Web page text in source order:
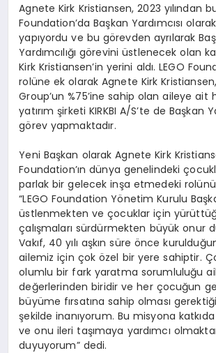
Agnete Kirk Kristiansen, 2023 yılından
Foundation’da Başkan Yardımcısı
yapıyordu ve bu görevden ayrılarak Baş
Yardımcılığı göreviniüstlenecek olan
Kirk Kristiansen’in yerini aldı. LEGO
rolüne ek olarak Agnete Kirk Kristiansen,
Group’un %75’ine sahip olan aileye ait
yatırımşirketi KIRKBI A/S’te de Başkan
görev yapmaktadır.
Yeni Başkan olarak Agnete Kirk
Foundation’ın dünya genelindekiç
parlak bir gelecek inşa etmedeki rolünü
“LEGO Foundation Yönetim Kurulu Baş
üstlenmekten veçocuklar için yürütt
çalışmaları sürdürmekten büyük onur
Vakıf, 40 yılı aşkın süre önce kurulduğ
ailemiz için çoközel bir yere sahiptir. Ç
olumlu bir fark yaratma sorumluluğu
değerlerinden biridir ve her çocuğun
büyüme fırsatına sahip olması gerektiğ
şekilde inanıyorum. Bu misyona katkı
ve onu ileri taşımaya yardımcı
duyuyorum” dedi.